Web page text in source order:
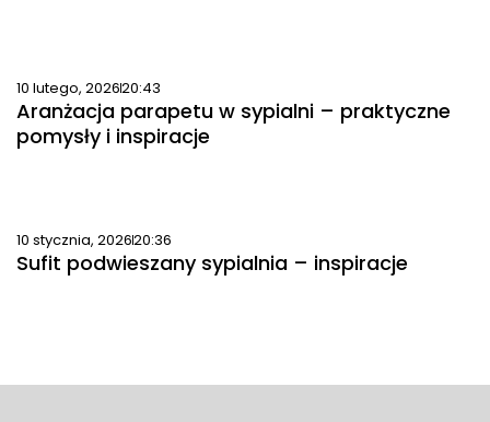
10 lutego, 202620:43
Aranżacja parapetu w sypialni – praktyczne
pomysły i inspiracje
10 stycznia, 202620:36
Sufit podwieszany sypialnia – inspiracje